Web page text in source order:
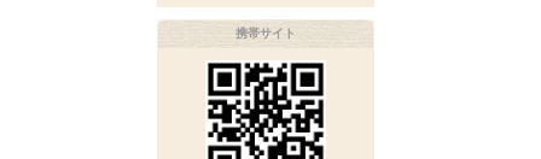
携帯サイト